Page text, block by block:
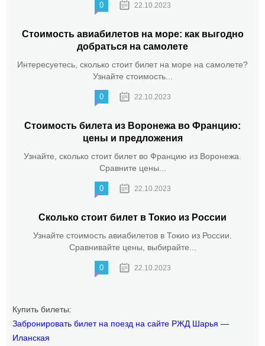
0 22.10.2023
Стоимость авиабилетов на море: как выгодно
добраться на самолете
Интересуетесь, сколько стоит билет на море на самолете?
Узнайте стоимость...
0 22.10.2023
Стоимость билета из Воронежа во Францию:
цены и предложения
Узнайте, сколько стоит билет во Францию из Воронежа.
Сравните цены...
0 22.10.2023
Сколько стоит билет в Токио из России
Узнайте стоимость авиабилетов в Токио из России.
Сравнивайте цены, выбирайте...
0 22.10.2023
Купить билеты:
Забронировать билет на поезд на сайте РЖД Шарья —
Иланская